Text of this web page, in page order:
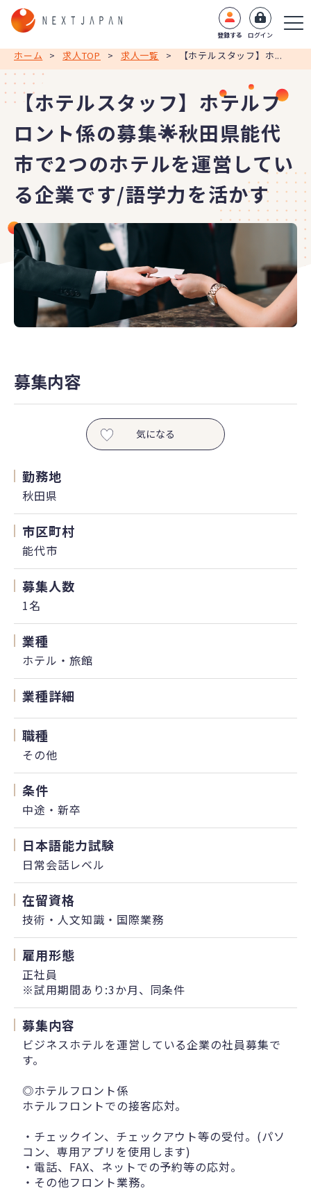
登録する ログイン
ホーム > 求人TOP > 求人一覧 > 【ホテルスタッフ】ホ...
【ホテルスタッフ】ホテルフ
ロント係の募集🌟秋田県能代
市で2つのホテルを運営してい
る企業です/語学力を活かす
募集内容
気になる
勤務地
秋田県
市区町村
能代市
募集人数
1名
業種
ホテル・旅館
業種詳細
職種
その他
条件
中途・新卒
日本語能力試験
日常会話レベル
在留資格
技術・人文知識・国際業務
雇用形態
正社員
※試用期間あり:3か月、同条件
募集内容
ビジネスホテルを運営している企業の社員募集で
す。
◎ホテルフロント係
ホテルフロントでの接客応対。
・チェックイン、チェックアウト等の受付。(パソ
コン、専用アプリを使用します)
・電話、FAX、ネットでの予約等の応対。
・その他フロント業務。